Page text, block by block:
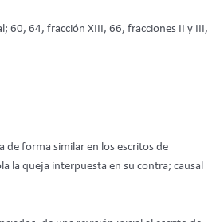
60, 64, fracción XIII, 66, fracciones II y III,
de forma similar en los escritos de
la queja interpuesta en su contra; causal